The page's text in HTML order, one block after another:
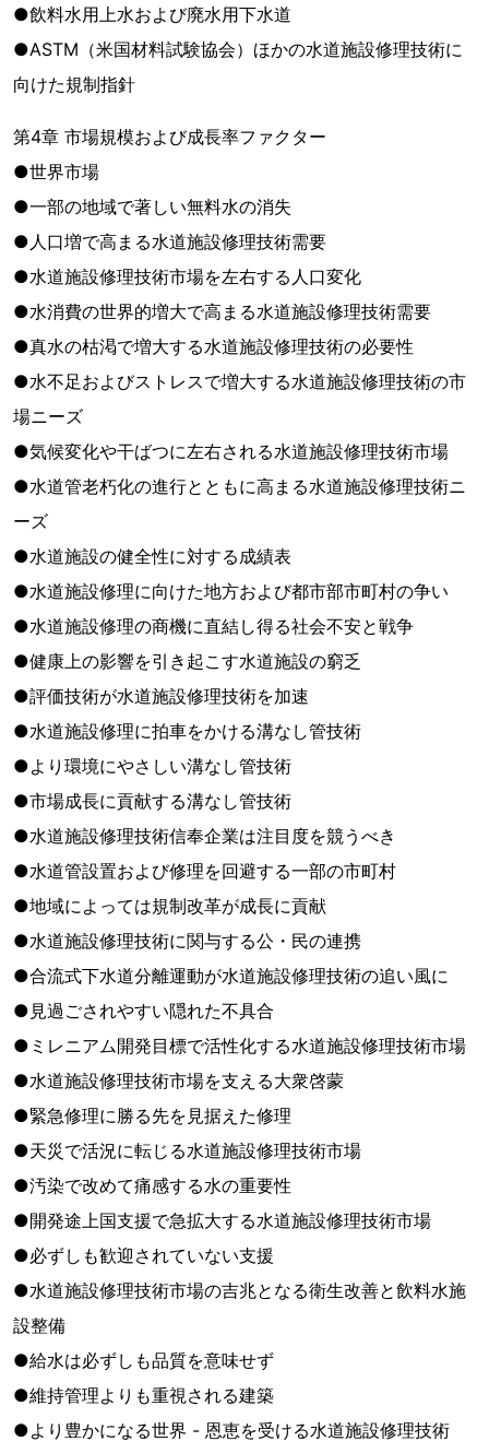
●飲料水用上水および廃水用下水道
●ASTM（米国材料試験協会）ほかの水道施設修理技術に
向けた規制指針
第4章 市場規模および成長率ファクター
●世界市場
●一部の地域で著しい無料水の消失
●人口増で高まる水道施設修理技術需要
●水道施設修理技術市場を左右する人口変化
●水消費の世界的増大で高まる水道施設修理技術需要
●真水の枯渇で増大する水道施設修理技術の必要性
●水不足およびストレスで増大する水道施設修理技術の市
場ニーズ
●気候変化や干ばつに左右される水道施設修理技術市場
●水道管老朽化の進行とともに高まる水道施設修理技術ニ
ーズ
●水道施設の健全性に対する成績表
●水道施設修理に向けた地方および都市部市町村の争い
●水道施設修理の商機に直結し得る社会不安と戦争
●健康上の影響を引き起こす水道施設の窮乏
●評価技術が水道施設修理技術を加速
●水道施設修理に拍車をかける溝なし管技術
●より環境にやさしい溝なし管技術
●市場成長に貢献する溝なし管技術
●水道施設修理技術信奉企業は注目度を競うべき
●水道管設置および修理を回避する一部の市町村
●地域によっては規制改革が成長に貢献
●水道施設修理技術に関与する公・民の連携
●合流式下水道分離運動が水道施設修理技術の追い風に
●見過ごされやすい隠れた不具合
●ミレニアム開発目標で活性化する水道施設修理技術市場
●水道施設修理技術市場を支える大衆啓蒙
●緊急修理に勝る先を見据えた修理
●天災で活況に転じる水道施設修理技術市場
●汚染で改めて痛感する水の重要性
●開発途上国支援で急拡大する水道施設修理技術市場
●必ずしも歓迎されていない支援
●水道施設修理技術市場の吉兆となる衛生改善と飲料水施
設整備
●給水は必ずしも品質を意味せず
●維持管理よりも重視される建築
●より豊かになる世界 - 恩恵を受ける水道施設修理技術